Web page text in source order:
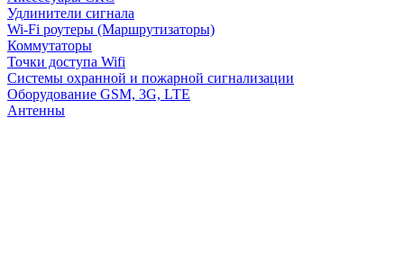
Удлинители сигнала
Wi-Fi роутеры (Маршрутизаторы)
Коммутаторы
Точки доступа Wifi
Системы охранной и пожарной сигнализации
Оборудование GSM, 3G, LTE
Антенны